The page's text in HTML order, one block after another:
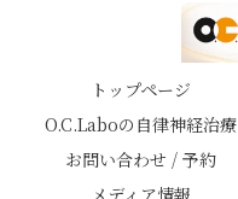
トップページ
O.C.Laboの自律神経治療
お問い合わせ / 予約
メディア情報